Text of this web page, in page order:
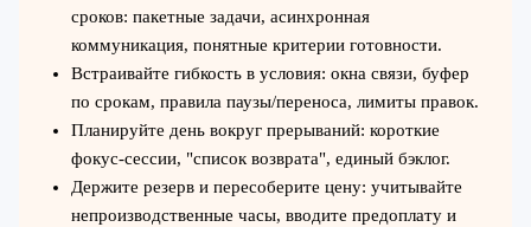
сроков: пакетные задачи, асинхронная
коммуникация, понятные критерии готовности.
Встраивайте гибкость в условия: окна связи, буфер
по срокам, правила паузы/переноса, лимиты правок.
Планируйте день вокруг прерываний: короткие
фокус‑сессии, "список возврата", единый бэклог.
Держите резерв и пересоберите цену: учитывайте
непроизводственные часы, вводите предоплату и